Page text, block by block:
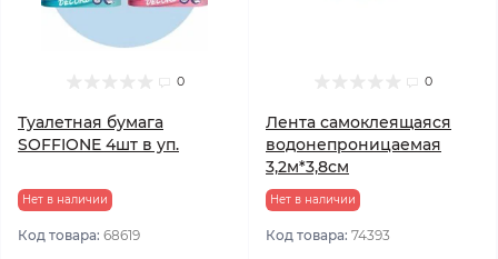
0
Туалетная бумага
SOFFIONE 4шт в уп.
Нет в наличии
Код товара: 68619
0
Лента самоклеящаяся
водонепроницаемая
3,2м*3,8см
Нет в наличии
Код товара: 74393